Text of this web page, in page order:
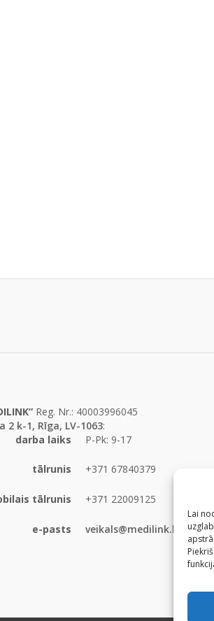
Lai
Reg. Nr.: 40003996045
2 k-1, Rīga, LV-1063:
darba laiks
P-Pk: 9-17
tālrunis +371 67840379
tālrunis +371 22009125
e-pasts veikals@medilink.lv